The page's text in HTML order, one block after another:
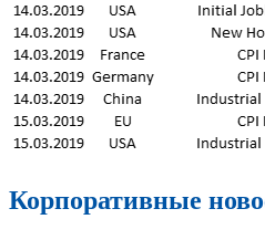
Корпоративные